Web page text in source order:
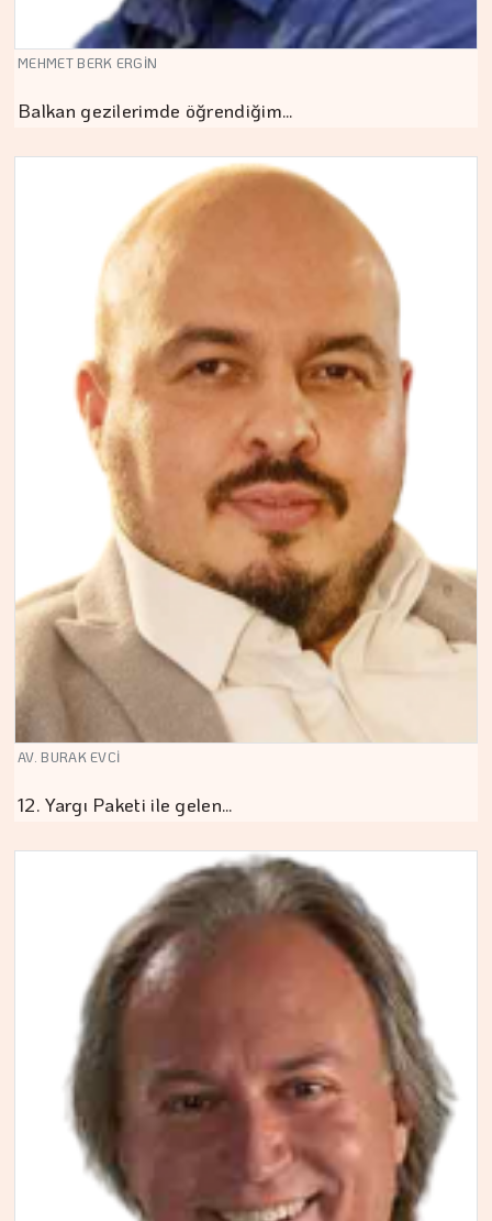
MEHMET BERK ERGİN
Balkan gezilerimde öğrendiğim…
AV. BURAK EVCİ
12. Yargı Paketi ile gelen…